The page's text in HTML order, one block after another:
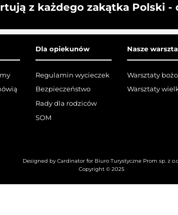
z każdego zakątka Polski
Dla opiekunów
Regulamin wycieczek
Bezpieczeństwo
Rady dla rodziców
SOM
Nasze
Warsztaty
Warsztaty
Designed by Cardinator for Biuro Turystyczne Prom sp. z
Copyright © 2025